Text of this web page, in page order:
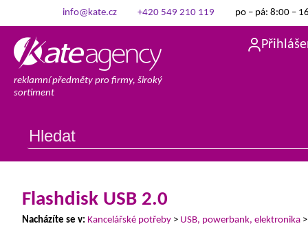
info@kate.cz +420 549 210 119 po – pá: 8:00 –
reklamní předměty pro firmy, široký
sortiment
Flashdisk USB 2.0
Nacházíte se v: Kancelářské potřeby > USB, powerbank, elektronika